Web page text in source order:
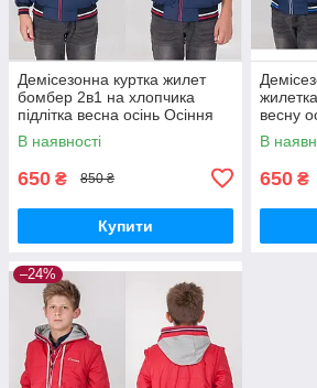
Демісезонна куртка жилет
бомбер 2в1 на хлопчика
підлітка весна осінь Осіння
коротка курточка
трансформер синій 140
В наявності
650 ₴ 850 ₴
Купити
весну
синій
В
650 ₴
–24%